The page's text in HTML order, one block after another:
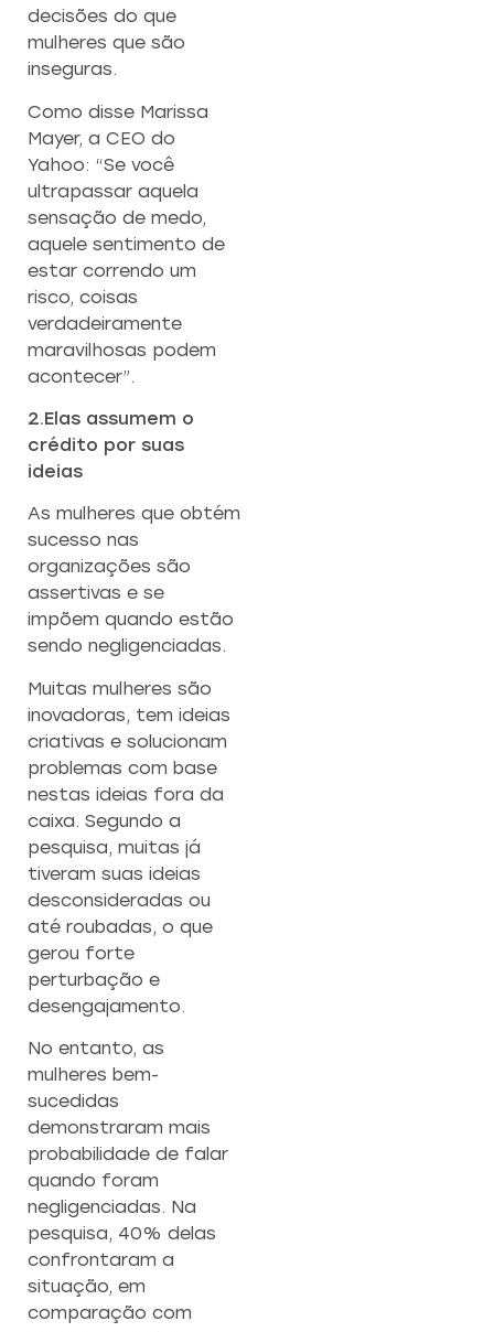
decisões do que
mulheres que são
inseguras.
Como disse Marissa
Mayer, a CEO do
Yahoo: “Se você
ultrapassar aquela
sensação de medo,
aquele sentimento de
estar correndo um
risco, coisas
verdadeiramente
maravilhosas podem
acontecer”.
2.Elas assumem o
crédito por suas
ideias
As mulheres que obtém
sucesso nas
organizações são
assertivas e se
impõem quando estão
sendo negligenciadas.
Muitas mulheres são
inovadoras, tem ideias
criativas e solucionam
problemas com base
nestas ideias fora da
caixa. Segundo a
pesquisa, muitas já
tiveram suas ideias
desconsideradas ou
até roubadas, o que
gerou forte
perturbação e
desengajamento.
No entanto, as
mulheres bem-
sucedidas
demonstraram mais
probabilidade de falar
quando foram
negligenciadas. Na
pesquisa, 40% delas
confrontaram a
situação, em
comparação com